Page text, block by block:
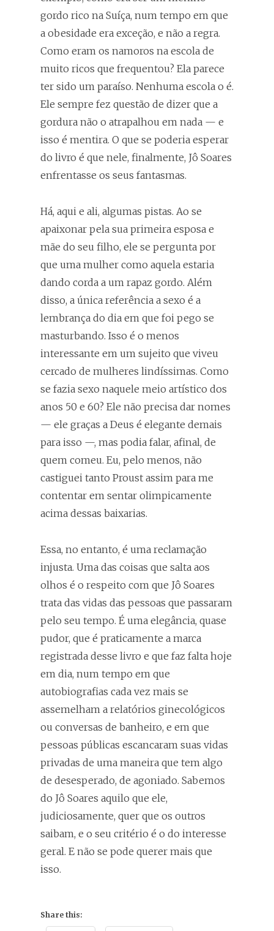
gordo rico na Suíça, num tempo em que
a obesidade era exceção, e não a regra.
Como eram os namoros na escola de
muito ricos que frequentou? Ela parece
ter sido um paraíso. Nenhuma escola o é.
Ele sempre fez questão de dizer que a
gordura não o atrapalhou em nada — e
isso é mentira. O que se poderia esperar
do livro é que nele, finalmente, Jô Soares
enfrentasse os seus fantasmas.
Há, aqui e ali, algumas pistas. Ao se
apaixonar pela sua primeira esposa e
mãe do seu filho, ele se pergunta por
que uma mulher como aquela estaria
dando corda a um rapaz gordo. Além
disso, a única referência a sexo é a
lembrança do dia em que foi pego se
masturbando. Isso é o menos
interessante em um sujeito que viveu
cercado de mulheres lindíssimas. Como
se fazia sexo naquele meio artístico dos
anos 50 e 60? Ele não precisa dar nomes
— ele graças a Deus é elegante demais
para isso —, mas podia falar, afinal, de
quem comeu. Eu, pelo menos, não
castiguei tanto Proust assim para me
contentar em sentar olimpicamente
acima dessas baixarias.
Essa, no entanto, é uma reclamação
injusta. Uma das coisas que salta aos
olhos é o respeito com que Jô Soares
trata das vidas das pessoas que passaram
pelo seu tempo. É uma elegância, quase
pudor, que é praticamente a marca
registrada desse livro e que faz falta hoje
em dia, num tempo em que
autobiografias cada vez mais se
assemelham a relatórios ginecológicos
ou conversas de banheiro, e em que
pessoas públicas escancaram suas vidas
privadas de uma maneira que tem algo
de desesperado, de agoniado. Sabemos
do Jô Soares aquilo que ele,
judiciosamente, quer que os outros
saibam, e o seu critério é o do interesse
geral. E não se pode querer mais que
isso.
Share this: